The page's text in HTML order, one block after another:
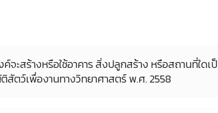
ะสร้างหรือใช้อาคาร สิ่งปลูกสร้าง หรือสถานที่ใด
ตว์เพื่องานทางวิทยาศาสตร์ พ.ศ. 2558